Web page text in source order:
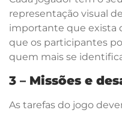
representação visual
importante que exista
que os participantes
quem mais se
3 – Missões e
As tarefas do jogo